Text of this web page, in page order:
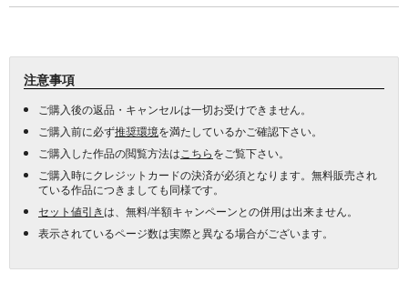
注意事項
ご購入後の返品・キャンセルは一切お受けできません。
ご購入前に必ず推奨環境を満たしているかご確認下さい。
ご購入した作品の閲覧方法は こちらをご覧下さい。
ご購入時にクレジットカードの決済が必須となります。無料販売され
ている作品につきましても同様です。
セット値引きは、無料/半額キャンペーンとの併用は出来ません。
表示されているページ数は実際と異なる場合がございます。